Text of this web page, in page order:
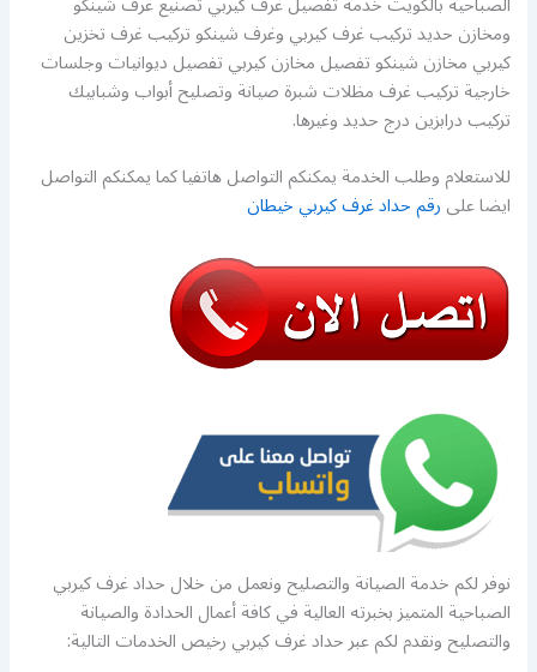
ومخازن حديد تركيب غرف كيربي وغرف شينكو تركيب غرف تخزين
كيربي مخازن شينكو تفصيل مخازن كيربي تفصيل ديوانيات وجلسات
خارجية تركيب غرف مظلات شبرة صيانة وتصليح أبواب وشبابيك
تركيب درابزين درج حديد وغيرها.
للاستعلام وطلب الخدمة يمكنكم التواصل هاتفيا كما يمكنكم التواصل
ايضا علىرقم حداد غرف كيربي خيطان
نوفر لكم خدمة الصيانة والتصليح ونعمل من خلال حداد غرف كيربي
الصباحية المتميز بخبرته العالية في كافة أعمال الحدادة والصيانة
والتصليح ونقدم لكم عبر حداد غرف كيربي رخيص الخدمات التالية: